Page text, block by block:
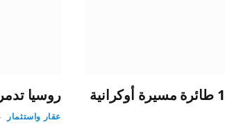
روسيا تدمر75 مسيرة أوكرانية خلال الليلة الماضية
عقار واستثمار